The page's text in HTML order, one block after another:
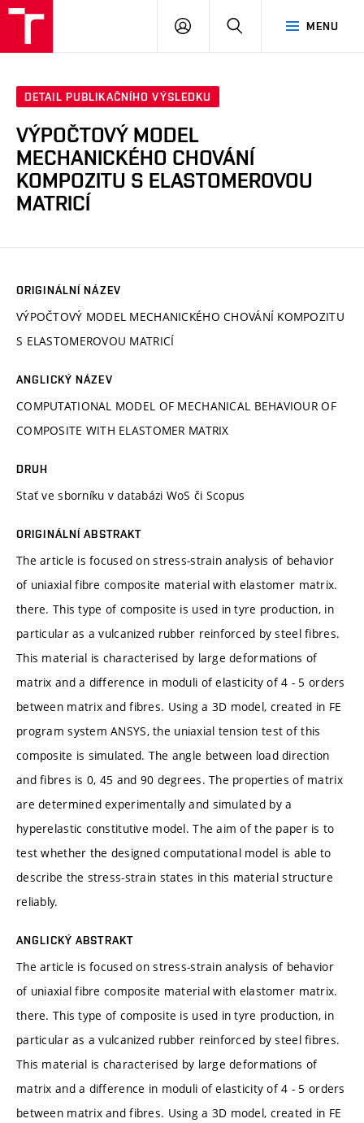
MENU
PŘIHLÁSIT
DETAIL PUBLIKAČNÍHO VÝSLEDKU
VÝPOČTOVÝ MODEL
MECHANICKÉHO CHOVÁNÍ
KOMPOZITU S ELASTOMEROVOU
MATRICÍ
ORIGINÁLNÍ NÁZEV
VÝPOČTOVÝ MODEL MECHANICKÉHO CHOVÁNÍ KOMPOZITU
S ELASTOMEROVOU MATRICÍ
ANGLICKÝ NÁZEV
COMPUTATIONAL MODEL OF MECHANICAL BEHAVIOUR OF
COMPOSITE WITH ELASTOMER MATRIX
DRUH
Stať ve sborníku v databázi WoS či Scopus
ORIGINÁLNÍ ABSTRAKT
The article is focused on stress-strain analysis of behavior
of uniaxial fibre composite material with elastomer matrix.
there. This type of composite is used in tyre production, in
particular as a vulcanized rubber reinforced by steel fibres.
This material is characterised by large deformations of
matrix and a difference in moduli of elasticity of 4 - 5 orders
between matrix and fibres. Using a 3D model, created in FE
program system ANSYS, the uniaxial tension test of this
composite is simulated. The angle between load direction
and fibres is 0, 45 and 90 degrees. The properties of matrix
are determined experimentally and simulated by a
hyperelastic constitutive model. The aim of the paper is to
test whether the designed computational model is able to
describe the stress-strain states in this material structure
reliably.
ANGLICKÝ ABSTRAKT
The article is focused on stress-strain analysis of behavior
of uniaxial fibre composite material with elastomer matrix.
there. This type of composite is used in tyre production, in
particular as a vulcanized rubber reinforced by steel fibres.
This material is characterised by large deformations of
matrix and a difference in moduli of elasticity of 4 - 5 orders
between matrix and fibres. Using a 3D model, created in FE